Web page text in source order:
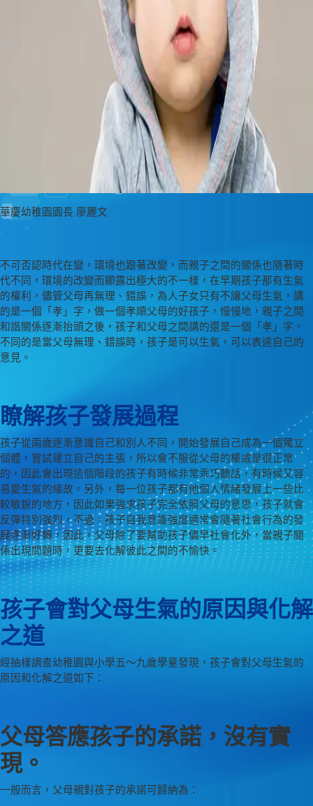
華慶幼稚園園長 廖麗文
不可否認時代在變，環境也跟著改變，而親子之間的關係也隨著時
代不同，環境的改變而顯露出極大的不一樣，在早期孩子那有生氣
的權利，儘管父母再無理、錯誤，為人子女只有不讓父母生氣，講
的是一個「孝」字，做一個孝順父母的好孩子，慢慢地，親子之間
和諧關係逐漸抬頭之後，孩子和父母之間講的還是一個「孝」字，
不同的是當父母無理、錯誤時，孩子是可以生氣，可以表達自己的
意見。
瞭解孩子發展過程
孩子從兩歲逐漸意識自己和別人不同，開始發展自己成為一個獨立
個體，嘗試建立自己的主張，所以會不服從父母的權威是很正常
的，因此會出現這個階段的孩子有時候非常乖巧聽話，有時候又容
易愛生氣的緣故。另外，每一位孩子都有他個人情緒發展上一些比
較敏銳的地方，因此如果強求孩子完全依照父母的意思，孩子就會
反彈特別強烈，不過，孩子自我意識強度通常會隨著社會行為的發
展逐漸好轉，因此，父母除了要幫助孩子儘早社會化外，當親子關
係出現問題時，更要去化解彼此之間的不愉快。
孩子會對父母生氣的原因與化解
之道
經抽樣調查幼稚園與小學五～九歲學童發現，孩子會對父母生氣的
原因和化解之道如下：
父母答應孩子的承諾，沒有實
現。
一般而言，父母親對孩子的承諾可歸納為：